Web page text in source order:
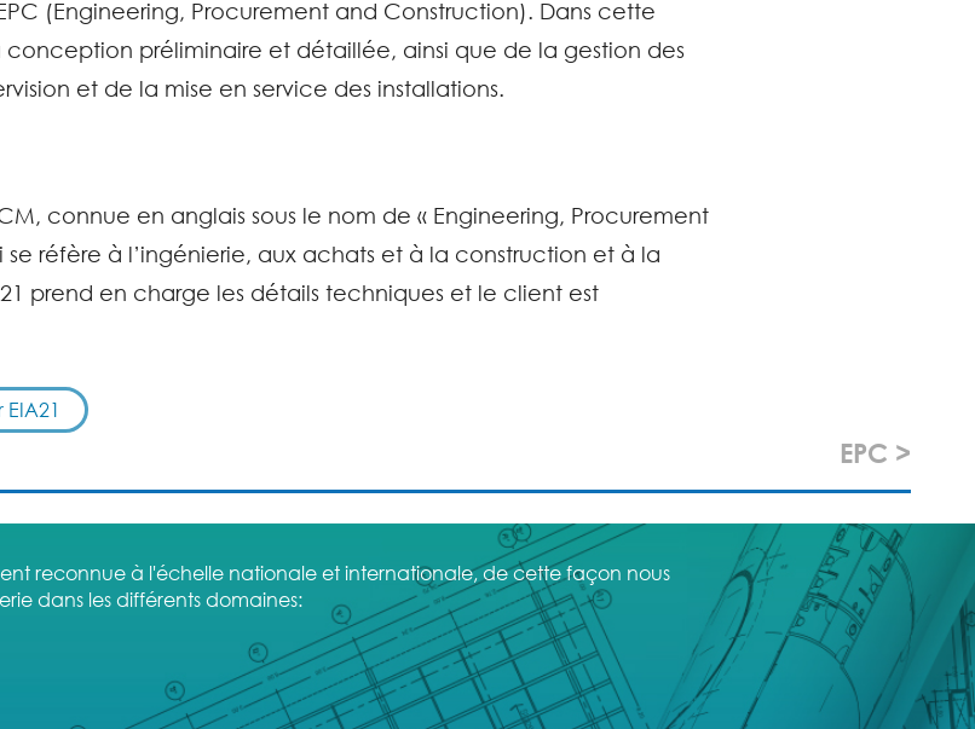
(Engineering, Procurement and Construction). Dans cette
conception préliminaire et détaillée, ainsi que de la gestion des
et de la mise en service des installations.
connue en anglais sous le nom de « Engineering, Procurement
réfère à l’ingénierie, aux achats et à la construction et à la
prend en charge les détails techniques et le client est
EPC >
reconnue à l'échelle nationale et internationale, de cette façon nous
dans les différents domaines: